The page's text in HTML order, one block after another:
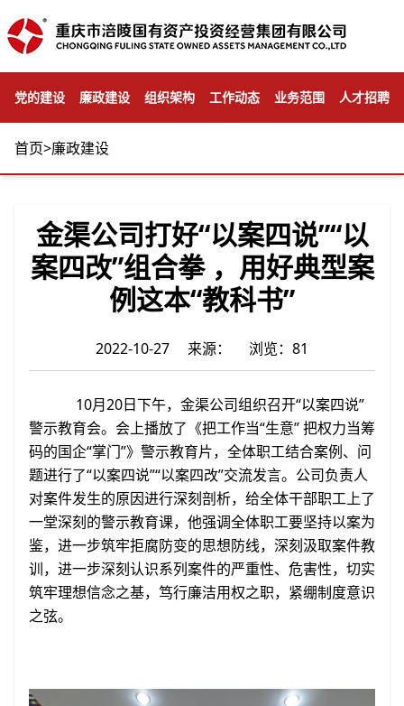
党的建设 廉政建设 组织架构 工作动态 业务范围 人才招聘
首页>廉政建设
金渠公司打好“以案四说”“以
案四改”组合拳 ，用好典型案
例这本“教科书”
2022-10-27 来源： 浏览：81
10月20日下午，金渠公司组织召开“以案四说”
警示教育会。会上播放了《把工作当“生意” 把权力当筹
码的国企“掌门”》警示教育片，全体职工结合案例、问
题进行了“以案四说”“以案四改”交流发言。公司负责人
对案件发生的原因进行深刻剖析，给全体干部职工上了
一堂深刻的警示教育课，他强调全体职工要坚持以案为
鉴，进一步筑牢拒腐防变的思想防线，深刻汲取案件教
训，进一步深刻认识系列案件的严重性、危害性，切实
筑牢理想信念之基，笃行廉洁用权之职，紧绷制度意识
之弦。